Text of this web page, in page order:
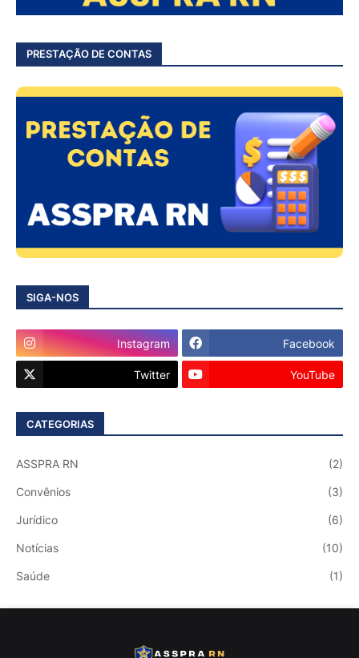
PRESTAÇÃO DE CONTAS
SIGA-NOS
Instagram Facebook
Twitter YouTube
CATEGORIAS
ASSPRA RN (2)
Convênios (3)
Jurídico (6)
Notícias (10)
Saúde (1)